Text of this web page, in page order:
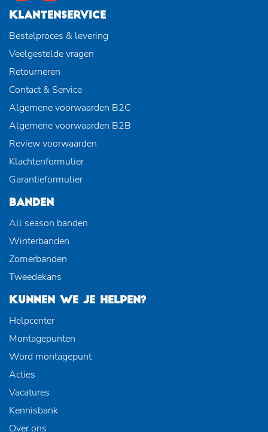
KLANTENSERVICE
Bestelproces & levering
Veelgestelde vragen
Retourneren
Contact & Service
Algemene voorwaarden B2C
Algemene voorwaarden B2B
Review voorwaarden
Klachtenformulier
Garantieformulier
BANDEN
All season banden
Winterbanden
Zomerbanden
Tweedekans
KUNNEN WE JE HELPEN?
Helpcenter
Montagepunten
Word montagepunt
Acties
Vacatures
Kennisbank
Over ons